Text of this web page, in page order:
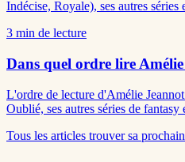
Indécise, Royale), ses autres séries
3 min de lecture
Dans quel ordre lire
L'ordre de lecture d'Amélie
Oublié, ses autres séries de fantasy
Tous les articles trouver sa